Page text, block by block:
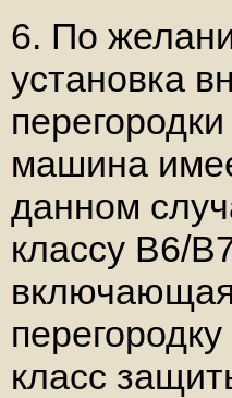
6. По
установка
машина
данном
классу B6/
класс